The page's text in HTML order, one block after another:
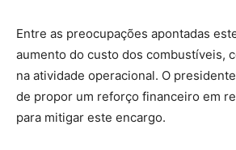
Entre as preocupações apontadas
aumento do custo dos combustíveis,
na atividade operacional. O
de propor um reforço financeiro em
para mitigar este encargo.